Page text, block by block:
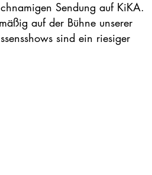
Sendung auf KiKA.
auf der Bühne unserer
sind ein riesiger